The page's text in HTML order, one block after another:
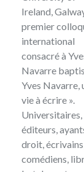
Ireland,
premier
international
consacré à
Navarre
Yves Navarre,
vie à écrire ».
Universitaires,
éditeurs,
droit,
comédiens,